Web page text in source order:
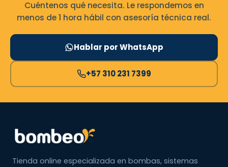
Cuéntenos qué necesita. Le respondemos en
menos de 1 hora hábil con asesoría técnica real.
Hablar por WhatsApp
+57 310 231 7399
Tienda online especializada en bombas, sistemas